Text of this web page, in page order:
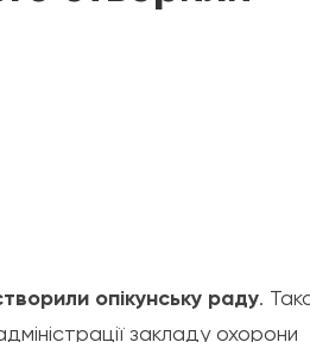
опікунську раду.
закладу охорони